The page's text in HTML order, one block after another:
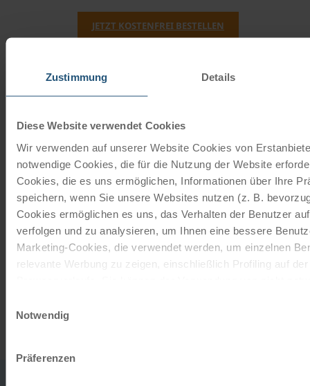
Zustimmung Details
Diese Website verwendet Cookies
Wir verwenden auf unserer Website Cookies von
notwendige Cookies, die für die Nutzung der Website
Cookies, die es uns ermöglichen, Informationen über Ihre
speichern, wenn Sie unsere Websites nutzen (z. B.
Cookies ermöglichen es uns, das Verhalten der Benutzer
verfolgen und zu analysieren, um Ihnen eine bessere
Marketing-Cookies, die verwendet werden, um einzelnen
relevante Werbung zu zeigen, einschließlich Profiling auf
entscheiden, nur notwendige Cookies zu verwenden, indem
Impressum
Notwendig
Präferenzen
JETZT KOSTENFREI BESTELLEN
Schenken Sie unvergessliche
Momente!
Mit einem Reisegutschein haben Sie
immer das passende Geschenk.
JETZT BESTELLEN
Newsletter abonnieren
TOP-Angebote, Aktionen - Immer auf dem